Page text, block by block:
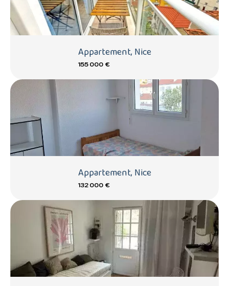
Appartement, Nice
155 000 €
Appartement, Nice
132 000 €